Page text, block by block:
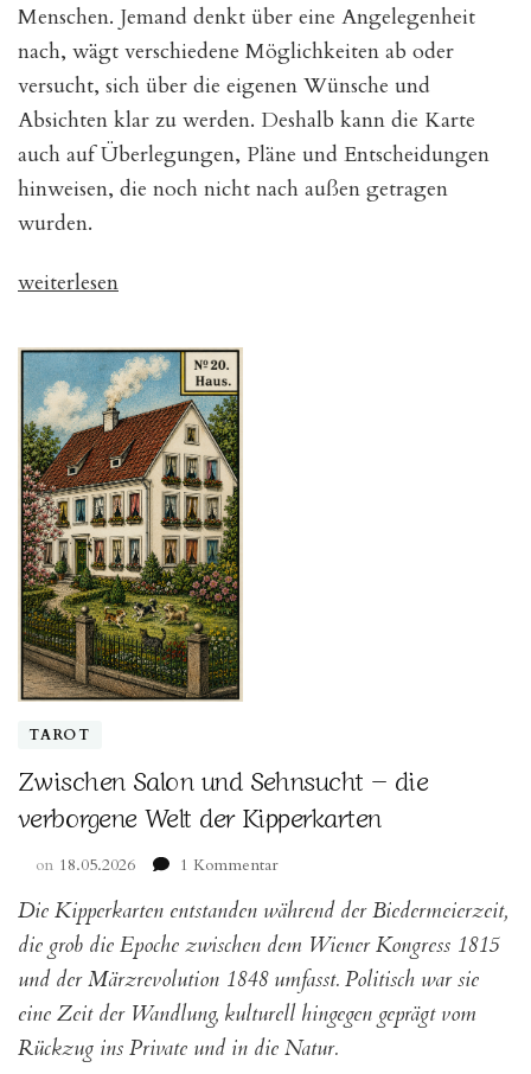
Menschen. Jemand denkt über eine Angelegenheit
nach, wägt verschiedene Möglichkeiten ab oder
versucht, sich über die eigenen Wünsche und
Absichten klar zu werden. Deshalb kann die Karte
auch auf Überlegungen, Pläne und Entscheidungen
hinweisen, die noch nicht nach außen getragen
wurden.
„Kipper-
Nr.
16
–
Seine
Gedanken“
weiterlesen
TAROT
Zwischen Salon und Sehnsucht – die
verborgene Welt der Kipperkarten
on 18.05.2026 1 Kommentarzu
Salon
und
Sehnsucht
–
die
verborgene
Die Kipperkarten entstanden während der Biedermeierzeit,
die grob die Epoche zwischen dem Wiener Kongress 1815
und der Märzrevolution 1848 umfasst. Politisch war sie
eine Zeit der Wandlung, kulturell hingegen geprägt vom
Rückzug ins Private und in die Natur.